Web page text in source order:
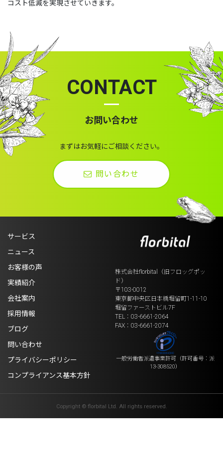
コスト低減を実現させていきます。
CONTACT
お問い合わせ
まずはお気軽にご相談ください。
問い合わせ
サービス
ニュース
お客様の声
実績紹介
会社案内
採用情報
ブログ
問い合わせ
プライバシーポリシー
コンプライアンス基本方針
株式会社florbital（旧フロッグポッ
ド）
〒103-0012
東京都中央区日本橋堀留町1-11-10
堀留ファーストビル7F
TEL：03-6661-2064
FAX：03-6661-2074
一般労働者派遣事業許可 （許可番号：派
13-308520）
Copyright © florbital Ltd. All rights reserved.